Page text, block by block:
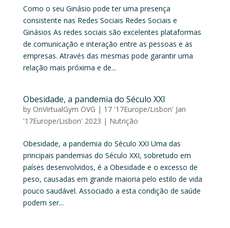
Como o seu Ginásio pode ter uma presença
consistente nas Redes Sociais Redes Sociais e
Ginásios As redes sociais são excelentes plataformas
de comunicação e interação entre as pessoas e as
empresas. Através das mesmas pode garantir uma
relação mais próxima e de...
Obesidade, a pandemia do Século XXI
by OnVirtualGym OVG | 17 '17Europe/Lisbon' Jan
'17Europe/Lisbon' 2023 | Nutrição
Obesidade, a pandemia do Século XXI Uma das
principais pandemias do Século XXI, sobretudo em
países desenvolvidos, é a Obesidade e o excesso de
peso, causadas em grande maioria pelo estilo de vida
pouco saudável. Associado a esta condição de saúde
podem ser...